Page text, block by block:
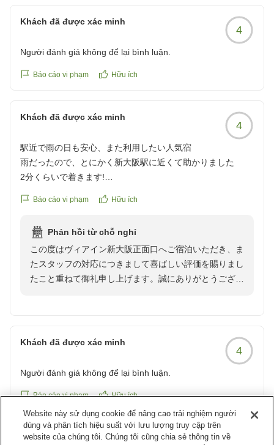
Khách đã được xác minh
4
Người đánh giá không để lại bình luận.
Báo cáo vi phạm Hữu ích
Khách đã được xác minh
4
駅近で雨の日も安心、また利用したい人気宿
雨だったので、とにかく新大阪駅に近くて助かりました
2分くらいで着きます!
いていませんでした。おすすめです
https://review.travel.rakuten.co.jp/hotel/voice/166284?
reviewId=33123478008086
Báo cáo vi phạm Hữu ích
Phản hồi từ chỗ nghỉ
この度はヴィアイン新大阪正面口へご宿泊いただき、ま
たスタッフの対応につきまして喜ばしい評価を賜りまし
たこと重ねて御礼申し上げます。誠にありがとうござい
参ります。
ネット予約状況は日々空室が変わることもございますの
度わたくしどものホテルへご宿泊賜りますれば幸いでご
ざいます。
お客様のまたのご来館スタッフ一同心よりお待ち申し上
Khách đã được xác minh
4
Người đánh giá không để lại bình luận.
Báo cáo vi phạm Hữu ích
Khách đã được xác minh
Website này sử dụng cookie để nâng cao trải nghiệm người
dùng và phân tích hiệu suất với lưu lượng truy cập trên
website của chúng tôi. Chúng tôi cũng chia sẻ thông tin về